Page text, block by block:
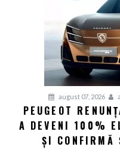
august 07, 2026
PEUGEOT
A DEVENI 100%
ȘI CONFIRMĂ